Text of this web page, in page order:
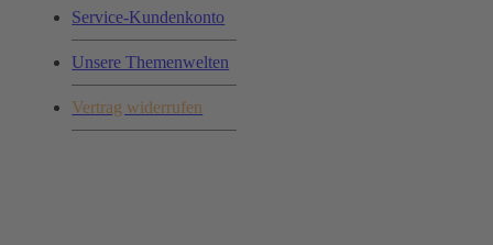
Service-Kundenkonto
Unsere Themenwelten
Vertrag widerrufen